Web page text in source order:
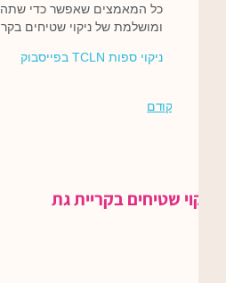
כל המאמצים שאפשר כדי שתהיה
ומושלמת של ניקוי שטיחים בקריית
ניקוי ספות TCLN בפייסבוק
קודם
שטיחים בקריית גת